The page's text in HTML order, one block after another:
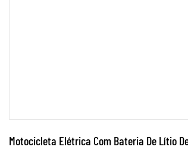
Motocicleta Elétrica Com Bateria De Lítio